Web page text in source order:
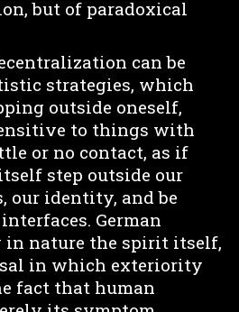
but of paradoxical
can be
strategies, which
outside oneself,
to things with
or no contact, as if
step outside our
our identity, and be
German
in nature the spirit itself,
in which exteriority
fact that human